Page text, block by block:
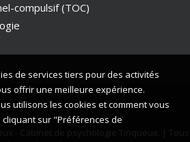
compulsif (TOC)
- Cabinet de psychologie Tinqueux. | Tous
de services tiers pour des activités
offrir une meilleure expérience.
utilisons les cookies et comment vous
sur "Préférences de